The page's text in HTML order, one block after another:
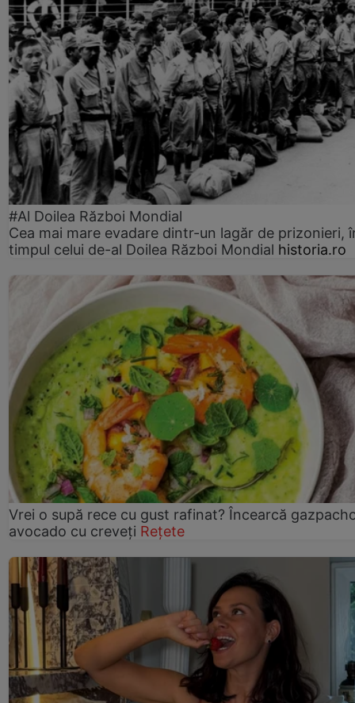
#Al Doilea Război Mondial
Cea mai mare evadare dintr-un lagăr de prizonieri,
timpul celui de-al Doilea Război Mondial historia.ro
Vrei o supă rece cu gust rafinat? Încearcă
avocado cu creveți Rețete